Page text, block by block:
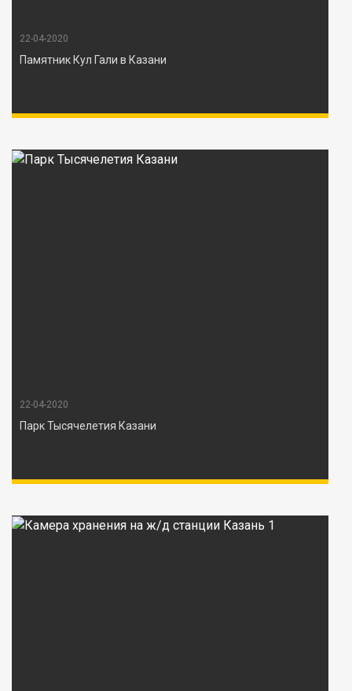
22-04-2020
Памятник Кул Гали в Казани
22-04-2020
Парк Тысячелетия Казани